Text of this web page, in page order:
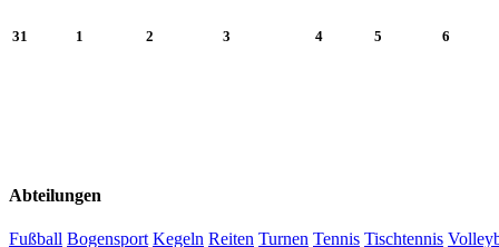
31 1 2 3 4 5 6
Abteilungen
Fußball Bogensport Kegeln Reiten Turnen Tennis Tischtennis